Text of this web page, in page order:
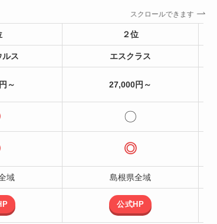
スクロールできます
２位
ルス エスクラス
～ 27,000円～
〇
◎
域 島根県全域
公式HP